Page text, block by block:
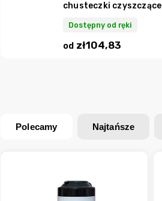
chusteczki czyszczące
Dostępny od ręki
od zł104,83
Polecamy Najtańsze